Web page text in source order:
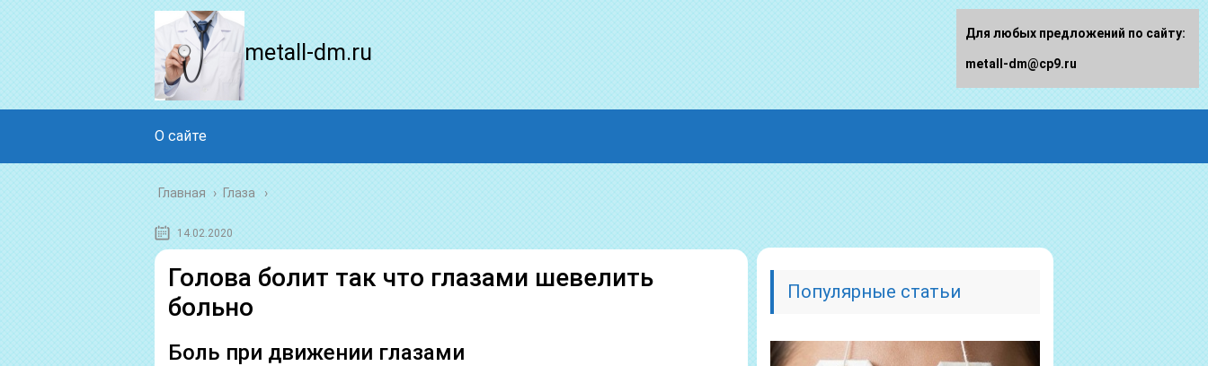
metall-dm.ru
О сайте
Главная › Глаза
14.02.2020
Голова болит так что глазами шевелить
больно
Боль при движении глазами
Популярные статьи
Для любых предложений по сайту:
metall-dm@cp9.ru